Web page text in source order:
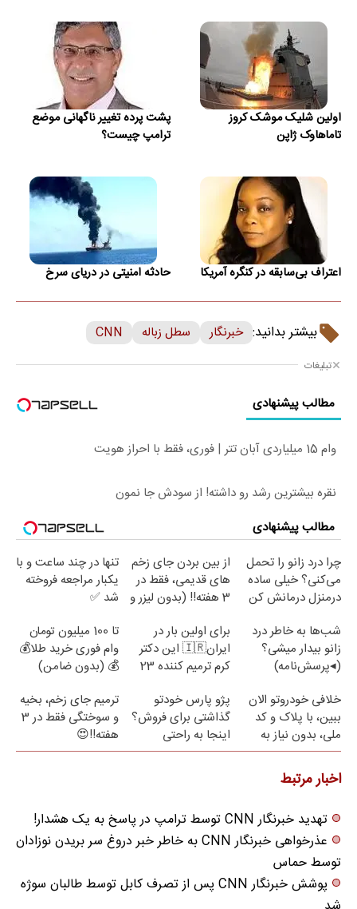
اولین شلیک موشک کروز
تاماهاوک ژاپن
پشت پرده تغییر ناگهانی موضع
ترامپ چیست؟
اعتراف بی‌سابقه در کنگره آمریکا حادثه امنیتی در دریای سرخ
بیشتر بدانید: خبرنگار سطل زباله CNN
تبلیغات
مطالب پیشنهادی
وام 15 میلیاردی آبان تتر | فوری، فقط با احراز هویت
نقره بیشترین رشد رو داشته! از سودش جا نمون
مطالب پیشنهادی
چرا درد زانو را تحمل
می‌کنی؟ خیلی ساده
درمنزل درمانش کن
از بین بردن جای زخم
های قدیمی، فقط در
3 هفته!! (بدون لیزر و
تنها در چند ساعت و با
یکبار مراجعه فروخته
شد ✅
شب‌ها به خاطر درد
زانو بیدار میشی؟
(◂پرسش‌نامه)
برای اولین بار در
ایران🇮🇷 این دکتر
کرم ترمیم کننده 23
تا 100 میلیون تومان
وام فوری خرید طلا💰
💰 (بدون ضامن)
خلافی خودروتو الان
ببین، با پلاک و کد
ملی، بدون نیاز به
مراجعه حضوری
پژو پارس خودتو
گذاشتی برای فروش؟
اینجا به راحتی
بفروش
ترمیم جای زخم، بخیه
و سوختگی فقط در 3
هفته!!😍
اخبار مرتبط
تهدید خبرنگار CNN توسط ترامپ در پاسخ به یک هشدار!
عذرخواهی خبرنگار CNN به خاطر خبر دروغ سر بریدن نوزادان
توسط حماس
پوشش خبرنگار CNN پس از تصرف کابل توسط طالبان سوژه